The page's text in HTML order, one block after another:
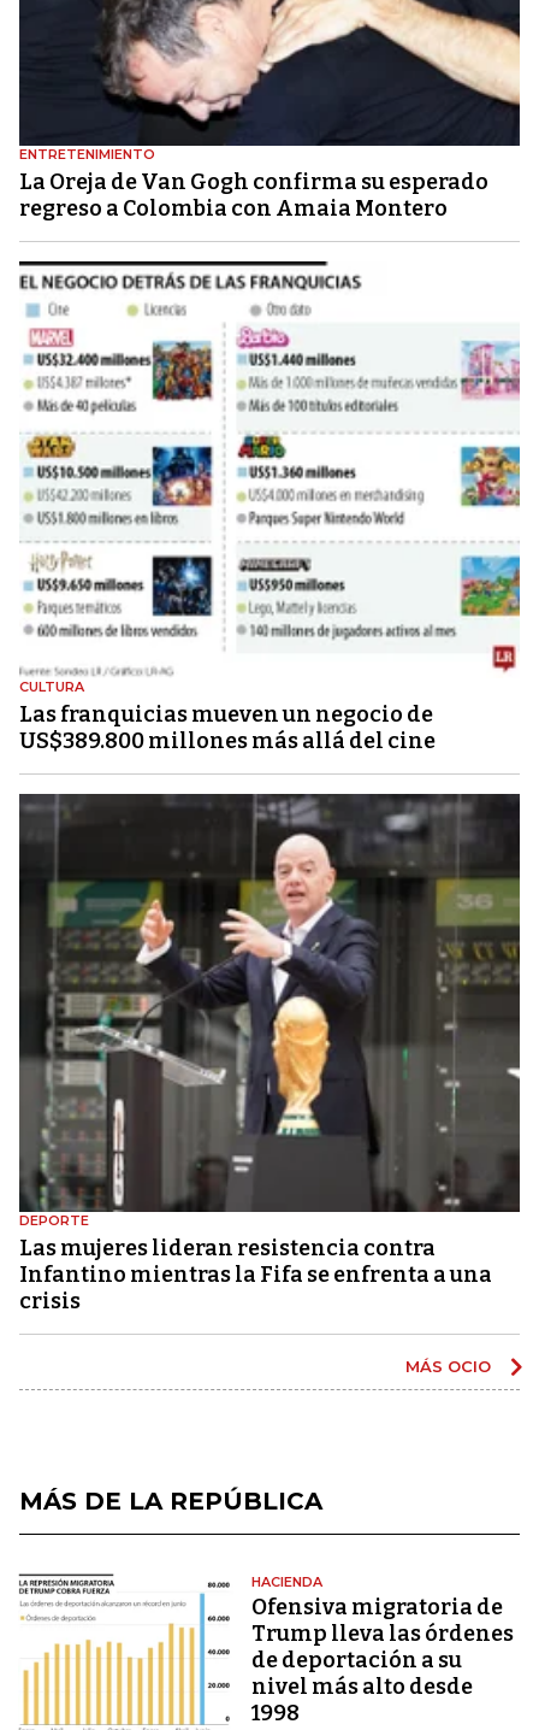
ENTRETENIMIENTO
La Oreja de Van Gogh confirma su esperado
regreso a Colombia con Amaia Montero
CULTURA
Las franquicias mueven un negocio de
US$389.800 millones más allá del cine
DEPORTE
Las mujeres lideran resistencia contra
Infantino mientras la Fifa se enfrenta a una
crisis
MÁS OCIO
MÁS DE LA REPÚBLICA
HACIENDA
Ofensiva migratoria de
Trump lleva las órdenes
de deportación a su
nivel más alto desde
1998